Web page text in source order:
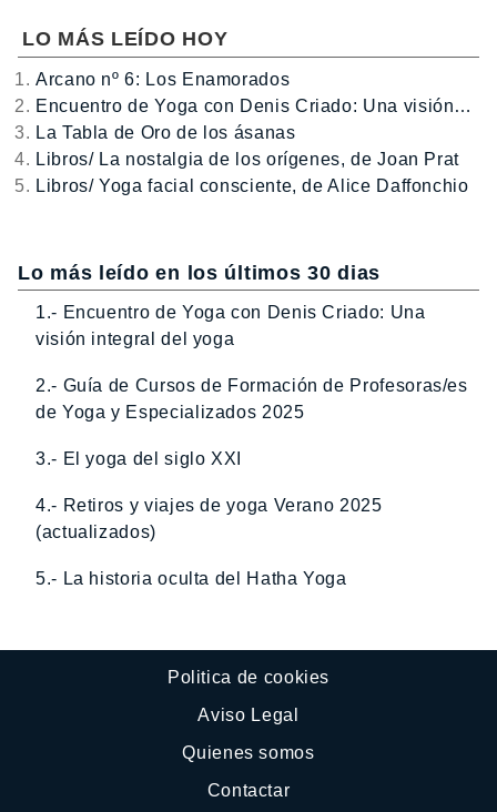
LO MÁS LEÍDO HOY
Arcano nº 6: Los Enamorados
Encuentro de Yoga con Denis Criado: Una visión…
La Tabla de Oro de los ásanas
Libros/ La nostalgia de los orígenes, de Joan Prat
Libros/ Yoga facial consciente, de Alice Daffonchio
Lo más leído en los últimos 30 dias
1.- Encuentro de Yoga con Denis Criado: Una
visión integral del yoga
2.- Guía de Cursos de Formación de Profesoras/es
de Yoga y Especializados 2025
3.- El yoga del siglo XXI
4.- Retiros y viajes de yoga Verano 2025
(actualizados)
5.- La historia oculta del Hatha Yoga
Politica de cookies
Aviso Legal
Quienes somos
Contactar